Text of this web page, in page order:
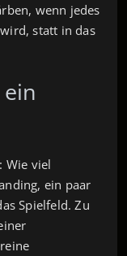
wenn jedes
statt in das
Wie viel
ein paar
Spielfeld. Zu